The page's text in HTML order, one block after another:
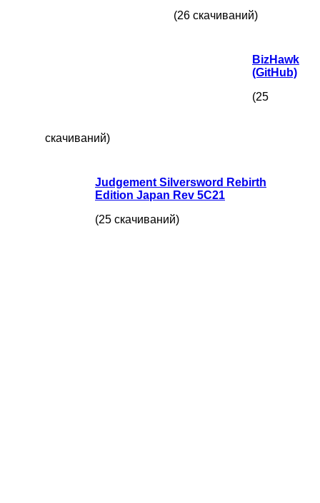
(26 скачиваний)
BizHawk
(GitHub)
(25
скачиваний)
Judgement Silversword Rebirth
Edition Japan Rev 5C21
(25 скачиваний)